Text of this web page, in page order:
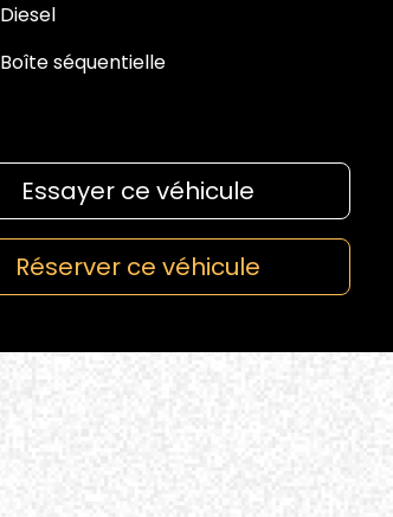
Diesel
Boîte séquentielle
Essayer ce véhicule
Réserver ce véhicule